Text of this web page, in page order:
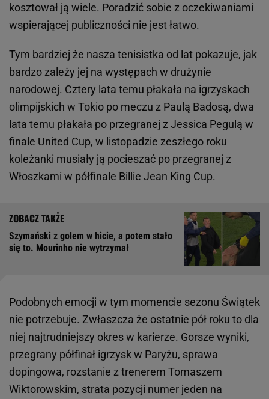
kosztował ją wiele. Poradzić sobie z oczekiwaniami
wspierającej publiczności nie jest łatwo.
Tym bardziej że nasza tenisistka od lat pokazuje, jak
bardzo zależy jej na występach w drużynie
narodowej. Cztery lata temu płakała na igrzyskach
olimpijskich w Tokio po meczu z Paulą Badosą, dwa
lata temu płakała po przegranej z Jessica Pegulą w
finale United Cup, w listopadzie zeszłego roku
koleżanki musiały ją pocieszać po przegranej z
Włoszkami w półfinale Billie Jean King Cup.
Szymański z golem w hicie, a potem stało
się to. Mourinho nie wytrzymał
Podobnych emocji w tym momencie sezonu Świątek
nie potrzebuje. Zwłaszcza że ostatnie pół roku to dla
niej najtrudniejszy okres w karierze. Gorsze wyniki,
przegrany półfinał igrzysk w Paryżu, sprawa
dopingowa, rozstanie z trenerem Tomaszem
Wiktorowskim, strata pozycji numer jeden na